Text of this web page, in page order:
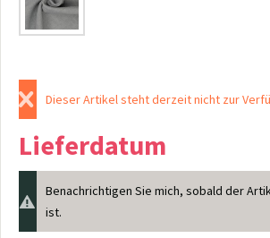
Dieser Artikel steht derzeit nicht zur
Lieferdatum
Benachrichtigen Sie mich, sobald der
ist.